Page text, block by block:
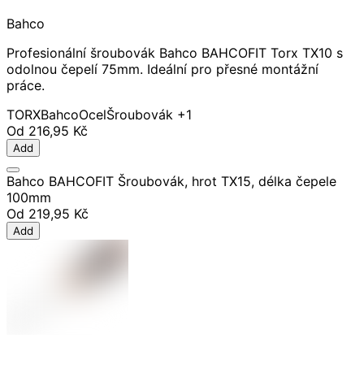
Bahco
Profesionální šroubovák Bahco BAHCOFIT Torx TX10 s
odolnou čepelí 75mm. Ideální pro přesné montážní
práce.
TORXBahcoOcelŠroubovák +1
Od 216,95 Kč
Add
Bahco BAHCOFIT Šroubovák, hrot TX15, délka čepele
100mm
Od 219,95 Kč
Add